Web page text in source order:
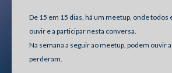
De 15 em 15 dias, há um meetup, onde todos
ouvir e a participar nesta conversa.
Na semana a seguir ao meetup, podem ouvir
perderam.